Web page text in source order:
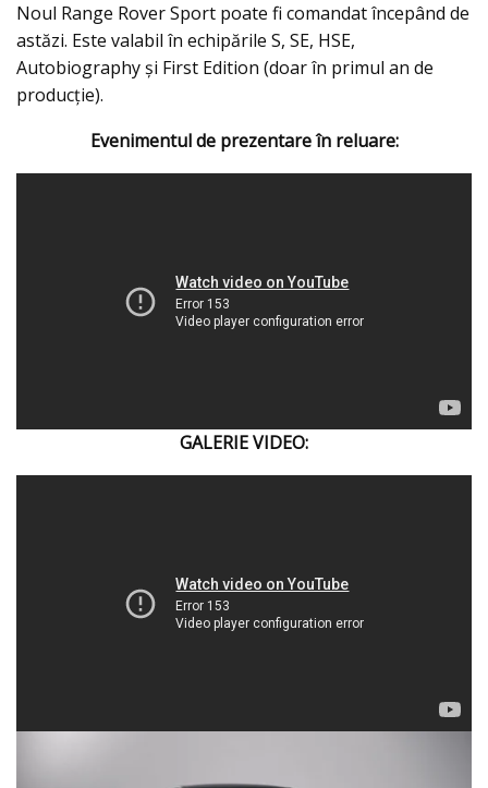
Noul Range Rover Sport poate fi comandat începând de
astăzi. Este valabil în echipările S, SE, HSE,
Autobiography şi First Edition (doar în primul an de
producţie).
Evenimentul de prezentare în reluare:
GALERIE VIDEO: